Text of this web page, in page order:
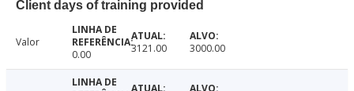
Client days of training provided
Valor
0.00
3121.00 3000.00